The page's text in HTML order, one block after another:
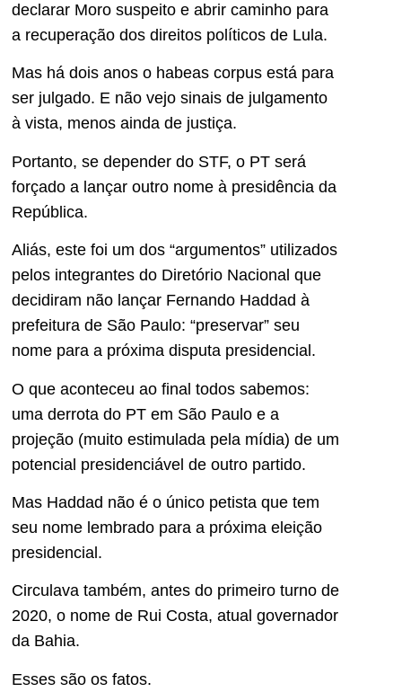
declarar Moro suspeito e abrir caminho para
a recuperação dos direitos políticos de Lula.
Mas há dois anos o habeas corpus está para
ser julgado. E não vejo sinais de julgamento
à vista, menos ainda de justiça.
Portanto, se depender do STF, o PT será
forçado a lançar outro nome à presidência da
República.
Aliás, este foi um dos “argumentos” utilizados
pelos integrantes do Diretório Nacional que
decidiram não lançar Fernando Haddad à
prefeitura de São Paulo: “preservar” seu
nome para a próxima disputa presidencial.
O que aconteceu ao final todos sabemos:
uma derrota do PT em São Paulo e a
projeção (muito estimulada pela mídia) de um
potencial presidenciável de outro partido.
Mas Haddad não é o único petista que tem
seu nome lembrado para a próxima eleição
presidencial.
Circulava também, antes do primeiro turno de
2020, o nome de Rui Costa, atual governador
da Bahia.
Esses são os fatos.